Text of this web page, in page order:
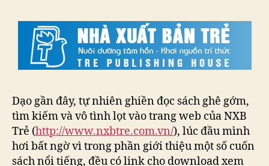
Dạo gần đây, tự nhiên ghiền đọc sách ghê gớm,
tìm kiếm và vô tình lọt vào trang web của NXB
Trẻ (http://www.nxbtre.com.vn/), lúc đầu mình
hơi bất ngờ vì trong phần giới thiệu một số cuốn
sách nổi tiếng, đều có link cho download xem